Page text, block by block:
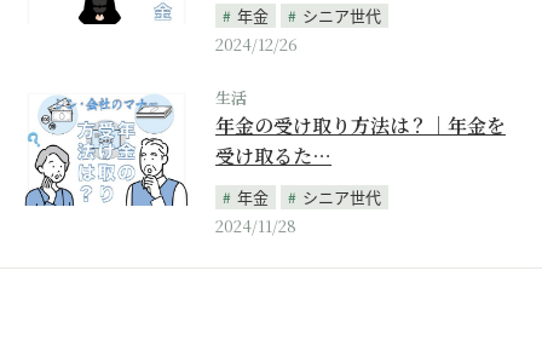
年金
シニア世代
2024/12/26
生活
年金の受け取り方法は？｜年金を
受け取るた…
年金
シニア世代
2024/11/28